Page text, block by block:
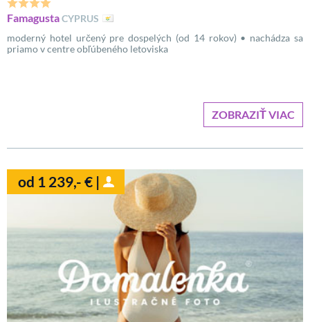
FamagustaCYPRUS
moderný hotel určený pre dospelých (od 14 rokov) • nachádza sa
priamo v centre obľúbeného letoviska
ZOBRAZIŤ VIAC
od 1 239,- € |